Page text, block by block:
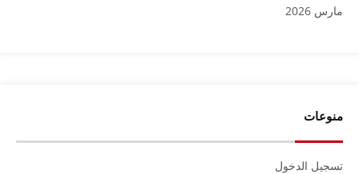
مارس 2026
منوعات
تسجيل الدخول